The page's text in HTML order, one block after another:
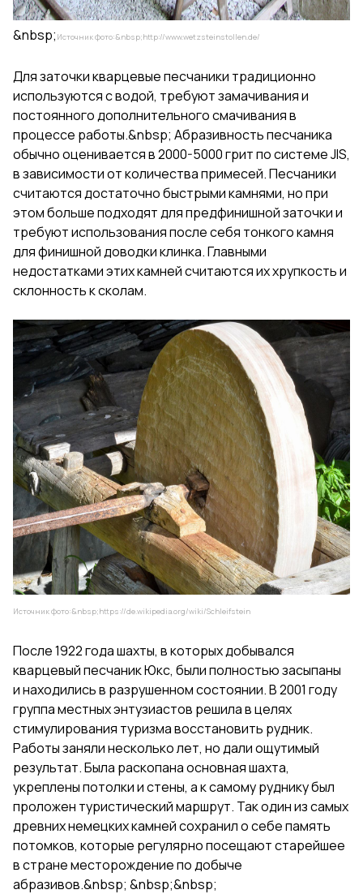
&nbsp; Источник фото:&nbsp;http://www.wetzsteinstollen.de/
Для заточки кварцевые песчаники традиционно
используются с водой, требуют замачивания и
постоянного дополнительного смачивания в
процессе работы.&nbsp; Абразивность песчаника
обычно оценивается в 2000-5000 грит по системе JIS,
в зависимости от количества примесей. Песчаники
считаются достаточно быстрыми камнями, но при
этом больше подходят для предфинишной заточки и
требуют использования после себя тонкого камня
для финишной доводки клинка. Главными
недостатками этих камней считаются их хрупкость и
склонность к сколам.
Источник фото:&nbsp;https://de.wikipedia.org/wiki/Schleifstein
После 1922 года шахты, в которых добывался
кварцевый песчаник Юкс, были полностью засыпаны
и находились в разрушенном состоянии. В 2001 году
группа местных энтузиастов решила в целях
стимулирования туризма восстановить рудник.
Работы заняли несколько лет, но дали ощутимый
результат. Была раскопана основная шахта,
укреплены потолки и стены, а к самому руднику был
проложен туристический маршрут. Так один из самых
древних немецких камней сохранил о себе память
потомков, которые регулярно посещают старейшее
в стране месторождение по добыче
абразивов.&nbsp; &nbsp;&nbsp;